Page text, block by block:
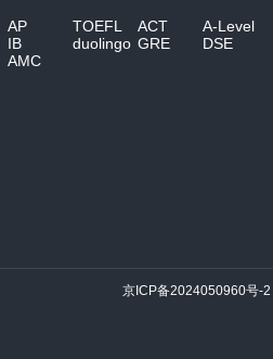
AP TOEFL ACT
A-Level
IB duolingo GRE
DSE
AMC
京ICP备2024050960号-2